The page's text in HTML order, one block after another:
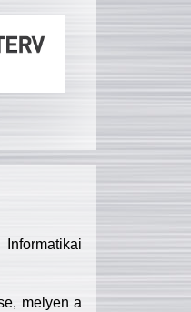
melyen a